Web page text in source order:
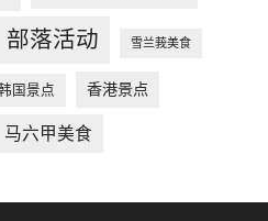
部落活动 雪兰莪美食
国景点 香港景点
马六甲美食